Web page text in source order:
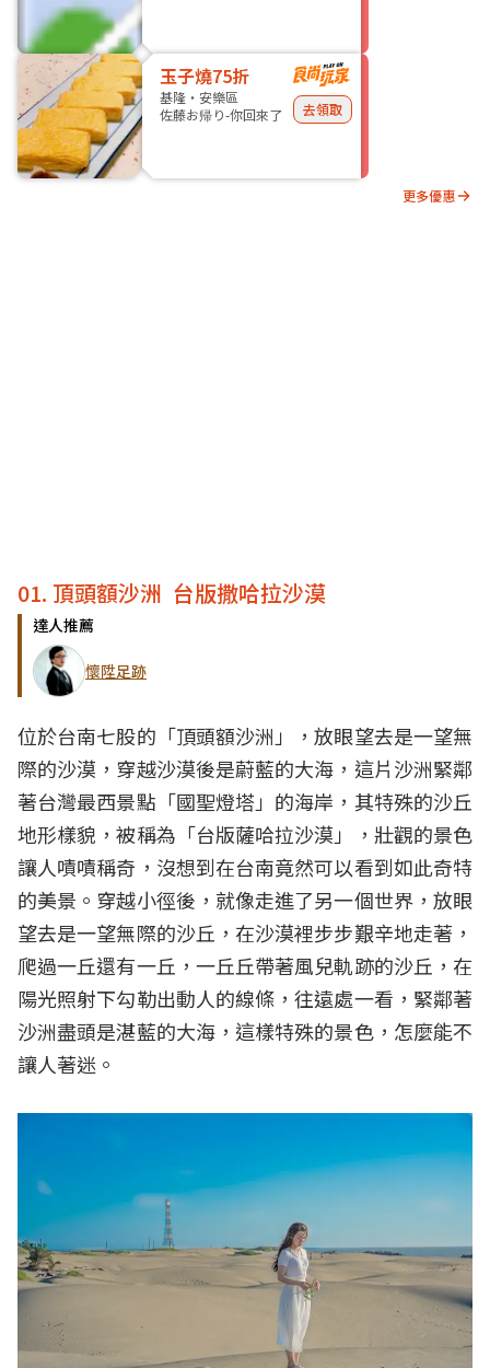
玉子燒75折
基隆・安樂區
佐藤お帰り-你回來了
去領取
更多優惠
01. 頂頭額沙洲 台版撒哈拉沙漠
達人推薦
懷陞足跡
位於台南七股的「頂頭額沙洲」，放眼望去是一望無
際的沙漠，穿越沙漠後是蔚藍的大海，這片沙洲緊鄰
著台灣最西景點「國聖燈塔」的海岸，其特殊的沙丘
地形樣貌，被稱為「台版薩哈拉沙漠」，壯觀的景色
讓人嘖嘖稱奇，沒想到在台南竟然可以看到如此奇特
的美景。穿越小徑後，就像走進了另一個世界，放眼
望去是一望無際的沙丘，在沙漠裡步步艱辛地走著，
爬過一丘還有一丘，一丘丘帶著風兒軌跡的沙丘，在
陽光照射下勾勒出動人的線條，往遠處一看，緊鄰著
沙洲盡頭是湛藍的大海，這樣特殊的景色，怎麼能不
讓人著迷。